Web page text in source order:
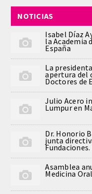
MONOGRAFÍAS
NEWSLETTER
CONVENIOS
Comunicación
Noticias
Notas de prensa
NOTICIAS
Isabel Díaz
la Academia
España
La
apertura del
Doctores de
Julio Acero
Lumpur en
Dr. Honorio
junta
Fundaciones.
Asamblea
Medicina Oral